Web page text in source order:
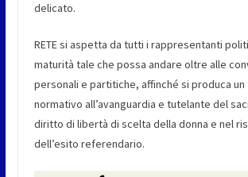
delicato.
RETE si aspetta da tutti i rappresentanti
maturità tale che possa andare oltre alle
personali e partitiche, affinché si produca
normativo all’avanguardia e tutelante del
diritto di libertà di scelta della donna e nel
dell’esito referendario.